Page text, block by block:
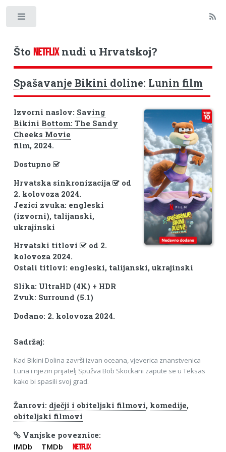
Što NETFLIXnudi u Hrvatskoj?
Spašavanje Bikini doline: Lunin film
Izvorni naslov: Saving
Bikini Bottom: The Sandy
Cheeks Movie
film, 2024.
Dostupno
Hrvatska sinkronizacija
od
2. kolovoza 2024.
Jezici zvuka: engleski
(izvorni), talijanski,
ukrajinski
Hrvatski titlovi
od 2.
kolovoza 2024.
Ostali titlovi: engleski, talijanski, ukrajinski
Slika: UltraHD (4K) + HDR
Zvuk: Surround (5.1)
Dodano: 2. kolovoza 2024.
Sadržaj:
Kad Bikini Dolina završi izvan oceana, vjeverica znanstvenica
Luna i njezin prijatelj Spužva Bob Skockani zapute se u Teksas
kako bi spasili svoj grad.
Žanrovi: dječji i obiteljski filmovi, komedije,
obiteljski filmovi
Vanjske poveznice:
IMDb TMDb NETFLIX